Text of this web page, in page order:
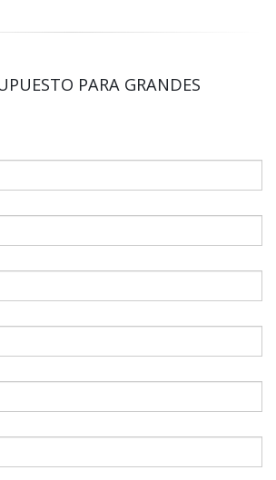
PARA GRANDES